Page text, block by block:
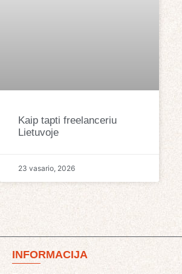
Kaip tapti freelanceriu
Lietuvoje
23 vasario, 2026
INFORMACIJA